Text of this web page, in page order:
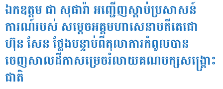
ឯកឧត្តម ជា សុផារ៉ា អញ្ជើញស្ដាប់ប្រសាសន៍
ការណ៍របស់ សម្ដេចអគ្គមហាសេនាបតីតេជោ
ហ៊ុន សែន ថ្លែងបន្ទាប់ពីតុលាការកំពូលបាន
ចេញសាលដីកាសម្រេចរំលាយគណបក្សសង្គ្រោះ
ជាតិ